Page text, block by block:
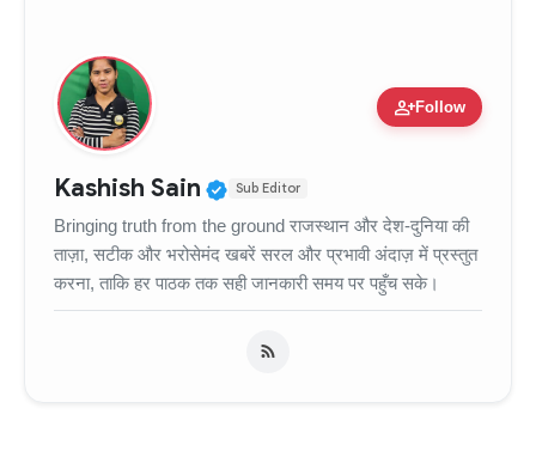
person_addFollow
Kashish Sain Verified Public Figure •
Sub Editor
Bringing truth from the ground राजस्थान और देश-दुनिया की
ताज़ा, सटीक और भरोसेमंद खबरें सरल और प्रभावी अंदाज़ में प्रस्तुत
करना, ताकि हर पाठक तक सही जानकारी समय पर पहुँच सके।